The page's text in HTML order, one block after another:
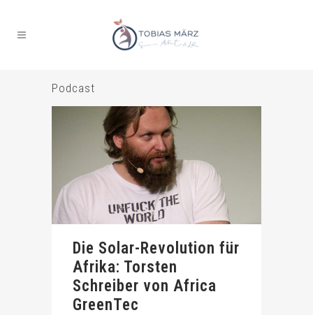
Podcast
Die Solar-Revolution für
Afrika: Torsten
Schreiber von Africa
GreenTec